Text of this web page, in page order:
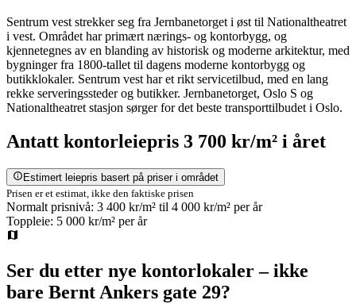
Sentrum vest strekker seg fra Jernbanetorget i øst til Nationaltheatret
i vest. Området har primært nærings- og kontorbygg, og
kjennetegnes av en blanding av historisk og moderne arkitektur, med
bygninger fra 1800-tallet til dagens moderne kontorbygg og
butikklokaler. Sentrum vest har et rikt servicetilbud, med en lang
rekke serveringssteder og butikker. Jernbanetorget, Oslo S og
Nationaltheatret stasjon sørger for det beste transporttilbudet i Oslo.
Antatt kontorleiepris 3 700 kr/m² i året
Estimert leiepris basert på priser i området
Prisen er et estimat, ikke den faktiske prisen
Normalt prisnivå: 3 400 kr/m² til 4 000 kr/m² per år
Toppleie: 5 000 kr/m² per år
Ser du etter nye kontorlokaler – ikke
bare Bernt Ankers gate 29?